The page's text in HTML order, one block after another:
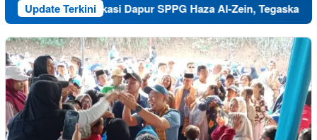
Update Terkini
Klarifikasi Dapur SPPG Haza Al-Zein, Tegaskan Komitmen